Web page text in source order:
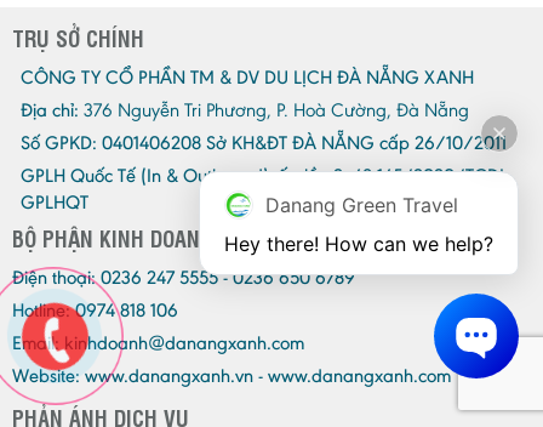
TRỤ SỞ CHÍNH
CÔNG TY CỔ PHẦN TM & DV DU LỊCH ĐÀ NẴNG XANH
Địa chỉ: 376 Nguyễn Tri Phương, P. Hoà Cường, Đà Nẵng
Số GPKD: 0401406208 Sở KH&ĐT ĐÀ NẴNG cấp 26/10/2011
GPLH Quốc Tế (In & Outbound)cấp lần 2:48-145/2020/TCDL-
GPLHQT
BỘ PHẬN KINH DOANH
Điện thoại: 0236 247 5555 - 0236 650 6789
Hotline: 0974 818 106
Email: kinhdoanh@danangxanh.com
Website: www.danangxanh.vn - www.danangxanh.com
PHẢN ÁNH DỊCH VỤ
Danang Green Travel
Hey there! How can we help?